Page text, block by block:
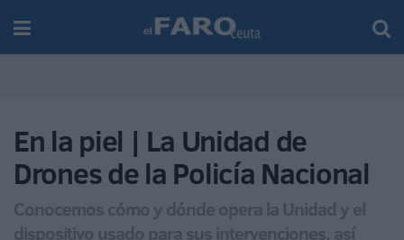
En la piel | La Unidad de
Drones de la Policía Nacional
Conocemos cómo y dónde opera la Unidad y el
dispositivo usado para sus intervenciones, así